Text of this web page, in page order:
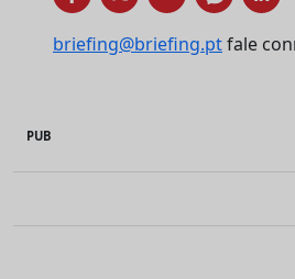
briefing@briefing.ptfale
PUB